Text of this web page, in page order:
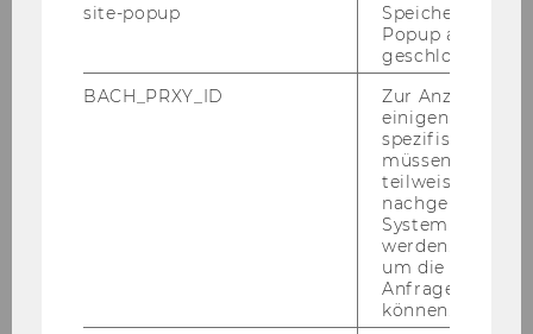
site-popup
Speichert ob ein
Popup
geschlossen
BACH_PRXY_ID
Zur Anzeige von
einigen WU-
spezifischen
müssen
teilweise von
nachgelagerten
System
werden.
um die Antwort
Anfrage
können.